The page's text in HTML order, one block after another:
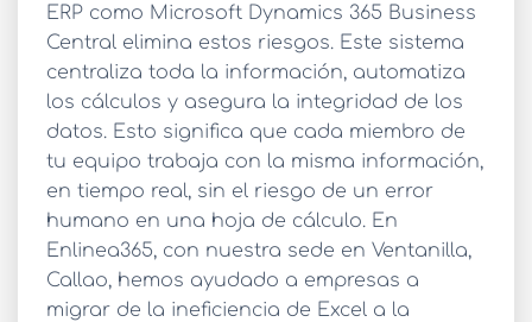
ERP como Microsoft Dynamics 365 Business
Central elimina estos riesgos. Este sistema
centraliza toda la información, automatiza
los cálculos y asegura la integridad de los
datos. Esto significa que cada miembro de
tu equipo trabaja con la misma información,
en tiempo real, sin el riesgo de un error
humano en una hoja de cálculo. En
Enlinea365, con nuestra sede en Ventanilla,
Callao, hemos ayudado a empresas a
migrar de la ineficiencia de Excel a la